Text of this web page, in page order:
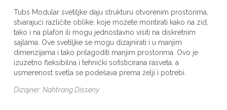
Tubs Modular svetiljke daju strukturu otvorenim prostorima,
stvarajući različite oblike, koje možete montirati kako na zid,
tako i na plafon ili mogu jednostavno visiti na diskretnim
sajlama. Ove svetiljke se mogu dizajnirati i u manjim
dimenzijama i tako prilagoditi manjim prostorima. Ovo je
izuzetno fleksibilna i tehnički sofisticirana rasveta, a
usmerenost svetla se podešava prema želji i potrebi.
Dizajner: Nahtrang Disseny